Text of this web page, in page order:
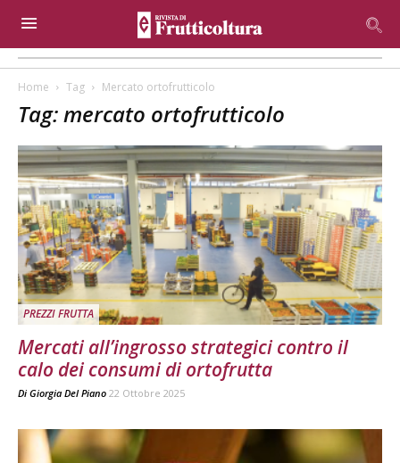
Home Tag Mercato ortofrutticolo
Tag: mercato ortofrutticolo
PREZZI FRUTTA
Mercati all’ingrosso strategici contro il
calo dei consumi di ortofrutta
Di Giorgia Del Piano 22 Ottobre 2025